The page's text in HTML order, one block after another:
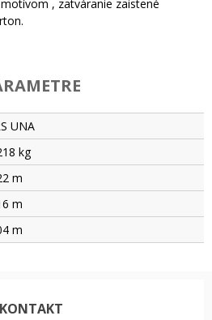
, zatváranie zaistené
UNA
kg
m
m
m
KONTAKT